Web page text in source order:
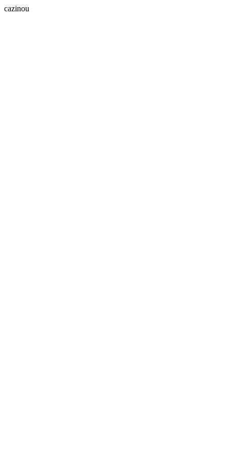
cazinou